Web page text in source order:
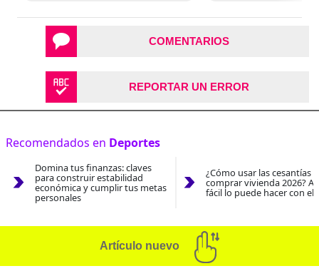
COMENTARIOS
REPORTAR UN ERROR
Recomendados en Deportes
Domina tus finanzas: claves
para construir estabilidad
económica y cumplir tus metas
personales
¿Cómo usar las cesantías
comprar vivienda 2026?
fácil lo puede hacer con el
Artículo nuevo